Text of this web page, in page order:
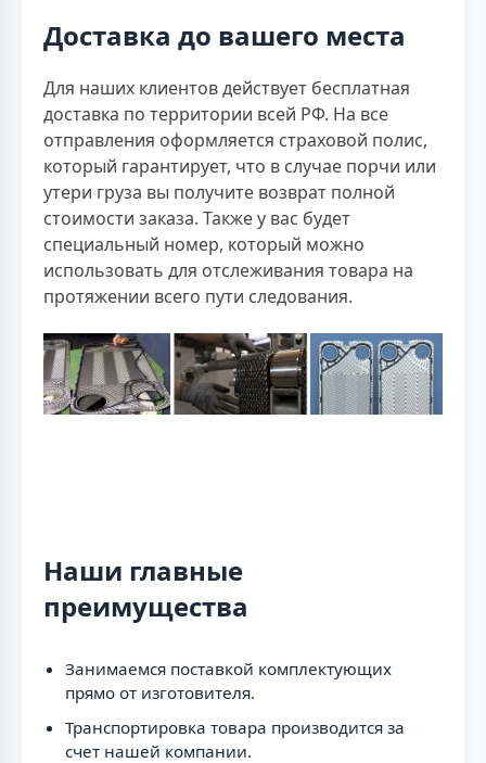
Доставка до вашего места
Для наших клиентов действует бесплатная
доставка по территории всей РФ. На все
отправления оформляется страховой полис,
который гарантирует, что в случае порчи или
утери груза вы получите возврат полной
стоимости заказа. Также у вас будет
специальный номер, который можно
использовать для отслеживания товара на
протяжении всего пути следования.
Наши главные
преимущества
Занимаемся поставкой комплектующих
прямо от изготовителя.
Транспортировка товара производится за
счет нашей компании.